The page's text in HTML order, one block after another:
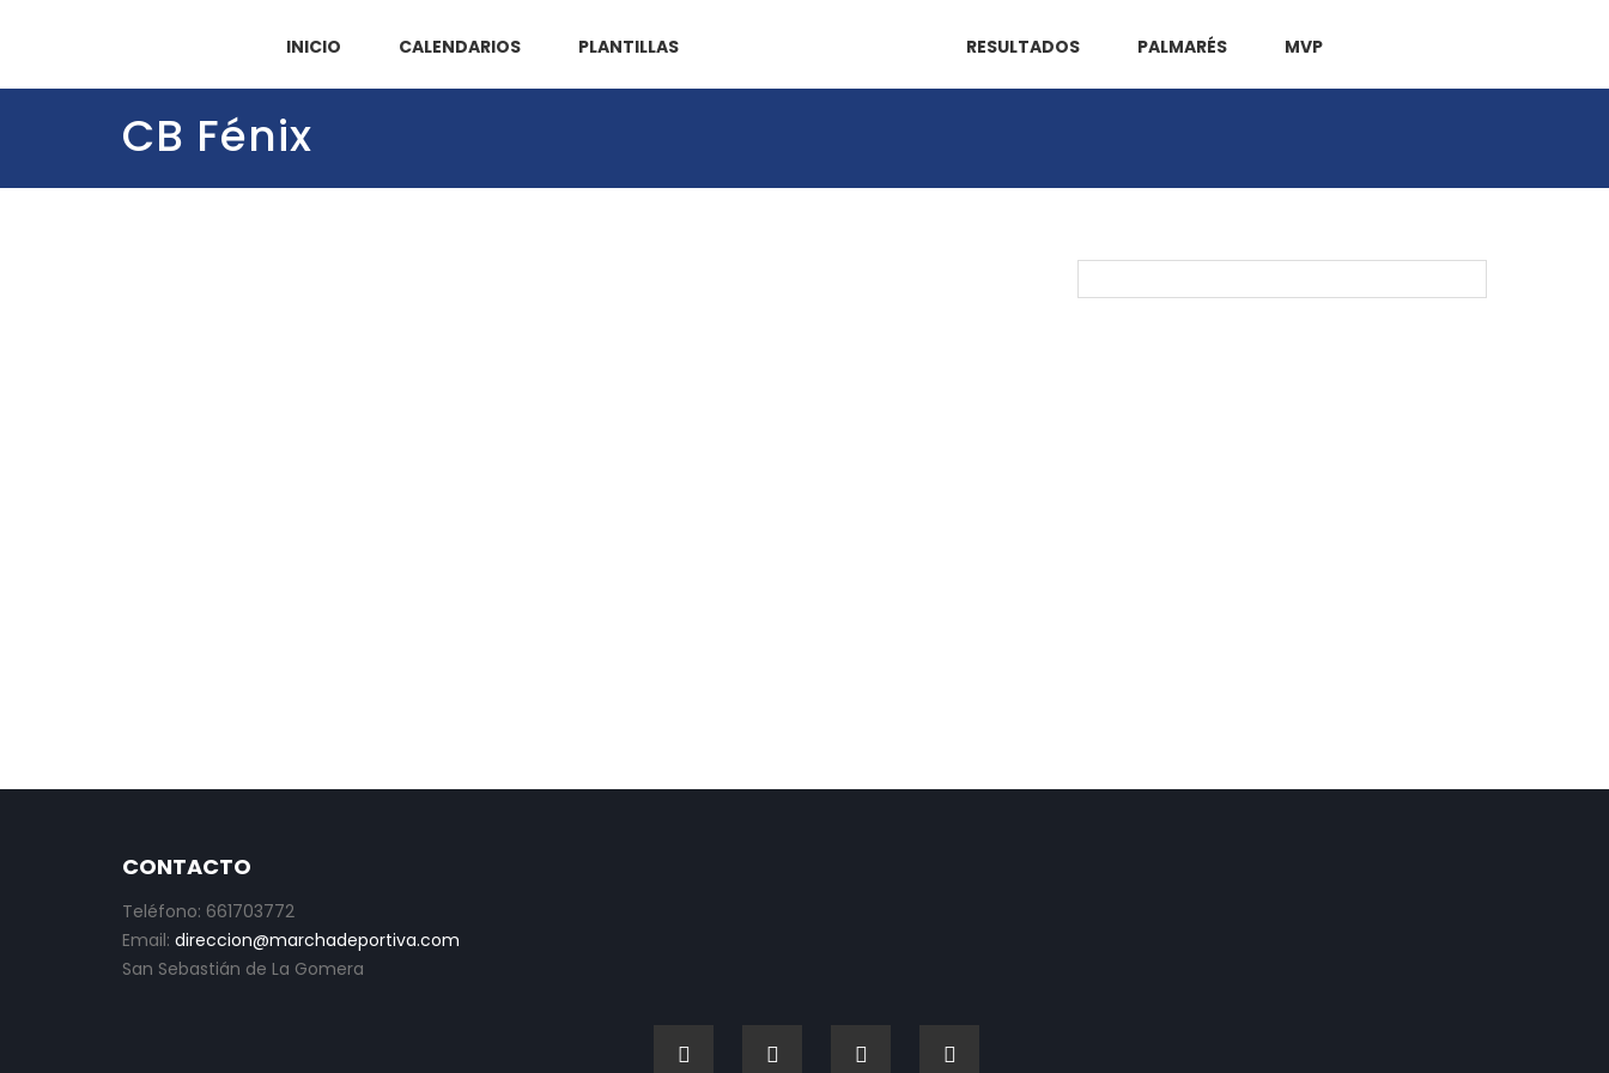
INICIO CALENDARIOS PLANTILLAS RESULTADOS PALMARÉS MVP
CB Fénix
CONTACTO
Teléfono: 661703772
Email: direccion@marchadeportiva.com
San Sebastián de La Gomera